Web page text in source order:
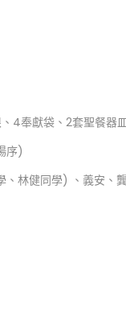
4奉獻袋、2套聖餐器
序)
、林健同學) 、義安